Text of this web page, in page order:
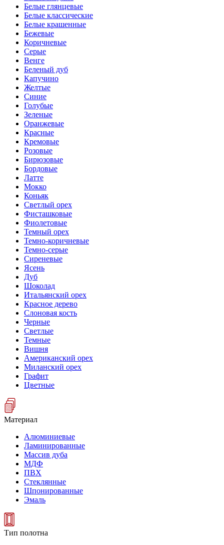
Белые глянцевые
Белые классические
Белые крашенные
Бежевые
Коричневые
Серые
Венге
Беленый дуб
Капучино
Желтые
Синие
Голубые
Зеленые
Оранжевые
Красные
Кремовые
Розовые
Бирюзовые
Бордовые
Латте
Мокко
Коньяк
Светлый орех
Фисташковые
Фиолетовые
Темный орех
Темно-коричневые
Темно-серые
Сиреневые
Ясень
Дуб
Шоколад
Итальянский орех
Красное дерево
Слоновая кость
Черные
Светлые
Темные
Вишня
Американский орех
Миланский орех
Графит
Цветные
Материал
Алюминиевые
Ламинированные
Массив дуба
МДФ
ПВХ
Стеклянные
Шпонированные
Эмаль
Тип полотна